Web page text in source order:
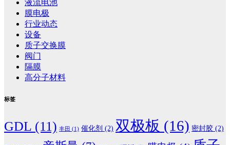
液流电池
膜电极
行业动态
设备
质子交换膜
阀门
隔膜
高分子材料
标签
GDL (11) 丰田 (1) 催化剂 (2) 双极板 (16) 密封胶 (2)